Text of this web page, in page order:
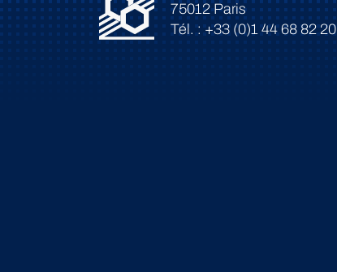
75012 Paris
Tél. : +33 (0)1 44 68 82 20